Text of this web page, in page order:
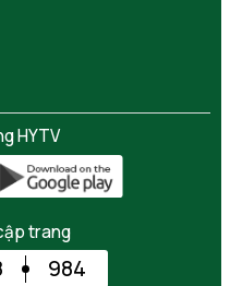
HYTV
trang
984